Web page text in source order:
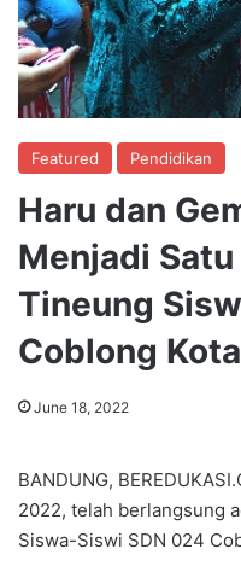
Featured Pendidikan
Haru dan
Menjadi
Tineung
Coblong
June 18, 2022
BANDUNG,
2022, telah berlangsung
Siswa-Siswi SDN 024